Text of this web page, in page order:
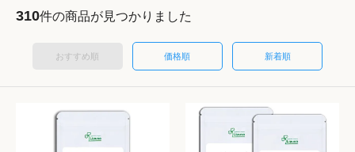
310件の商品が見つかりました
おすすめ順 価格順 新着順